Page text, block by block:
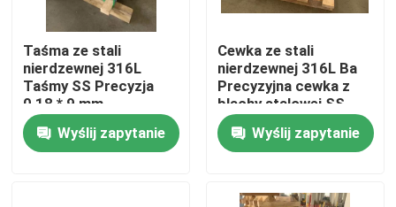
Kontrola jakości
Skontaktuj się z nami
Poprosić o wycenę
Taśmy ze stali nierdzewnej 304
Taśma ze stali
nierdzewnej 316L
Taśmy SS Precyzja
0,18 * 9 mm
Wyślij zapytanie
Cewka ze stali
nierdzewnej 316L Ba
Precyzyjna cewka z
blachy stalowej SS
0,28 * 25,1 mm
Wyślij zapytanie